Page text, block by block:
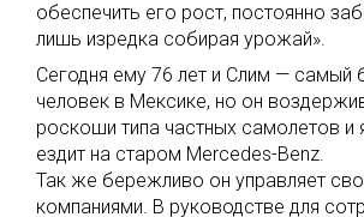
обеспечить его рост, постоянно
лишь изредка собирая урожай».
Сегодня ему 76 лет и Слим — самый
человек в Мексике, но он
роскоши типа частных самолетов и
ездит на старом Mercedes-Benz.
Так же бережливо он управляет
компаниями. В руководстве для